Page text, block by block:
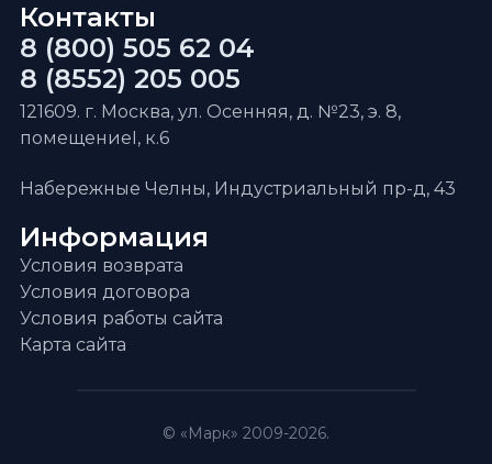
Информация
Условия возврата
Условия договора
Условия работы сайта
Карта сайта
Контакты
8 (800) 505 62 04
8 (8552) 205 005
121609. г. Москва, ул. Осенняя, д. №23, э. 8,
помещениеI, к.6
Набережные Челны, Индустриальный пр-д, 43
© «Марк» 2009-2026.